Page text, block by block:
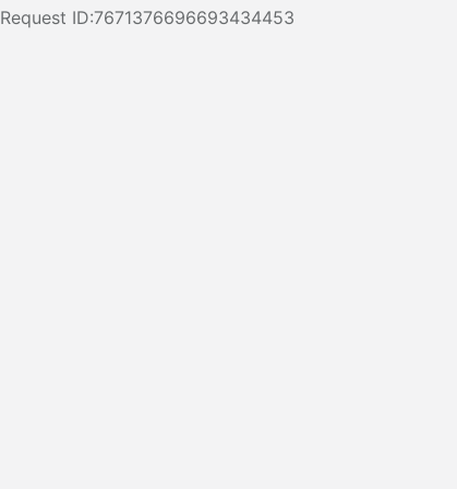
Request ID:7671376696693434453